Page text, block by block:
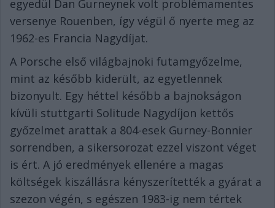
egyedül Dan Gurneynek volt problémamentes
versenye Rouenben, így végül ő nyerte meg az
1962-es Francia Nagydíjat.
A Porsche első világbajnoki futamgyőzelme,
mint az később kiderült, az egyetlennek
bizonyult. Egy héttel később a bajnokságon
kívüli stuttgarti Solitude Nagydíjon kettős
győzelmet arattak a 804-esek Gurney-Bonnier
sorrendben, a sikersorozat ezzel viszont véget
is ért. A jó eredmények ellenére a magas
költségek kiszállásra kényszerítették a gyárat a
szezon végén, s egészen 1983-ig nem tértek